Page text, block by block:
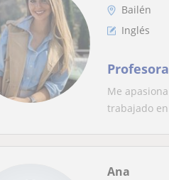
Bailén
Inglés
Me
trabajado
Ana